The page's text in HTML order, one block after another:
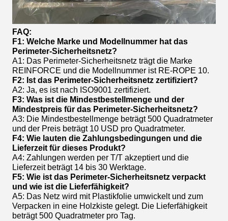
FAQ:
F1: Welche Marke und Modellnummer hat das
Perimeter-Sicherheitsnetz?
A1: Das Perimeter-Sicherheitsnetz trägt die Marke
REINFORCE und die Modellnummer ist RE-ROPE 10.
F2: Ist das Perimeter-Sicherheitsnetz zertifiziert?
A2: Ja, es ist nach ISO9001 zertifiziert.
F3: Was ist die Mindestbestellmenge und der
Mindestpreis für das Perimeter-Sicherheitsnetz?
A3: Die Mindestbestellmenge beträgt 500 Quadratmeter
und der Preis beträgt 10 USD pro Quadratmeter.
F4: Wie lauten die Zahlungsbedingungen und die
Lieferzeit für dieses Produkt?
A4: Zahlungen werden per T/T akzeptiert und die
Lieferzeit beträgt 14 bis 30 Werktage.
F5: Wie ist das Perimeter-Sicherheitsnetz verpackt
und wie ist die Lieferfähigkeit?
A5: Das Netz wird mit Plastikfolie umwickelt und zum
Verpacken in eine Holzkiste gelegt. Die Lieferfähigkeit
beträgt 500 Quadratmeter pro Tag.